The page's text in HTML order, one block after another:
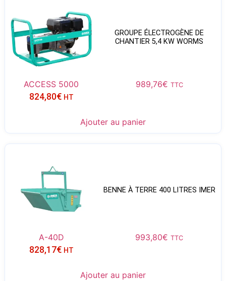
GROUPE ÉLECTROGÈNE DE
CHANTIER 5,4 KW WORMS
ACCESS 5000 989,76€ TTC
824,80€ HT
Ajouter au panier
BENNE À TERRE 400 LITRES IMER
A-40D 993,80€ TTC
828,17€ HT
Ajouter au panier